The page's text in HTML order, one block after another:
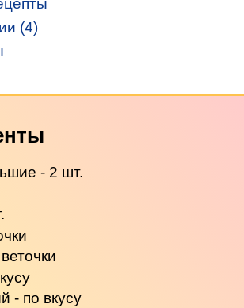
(4)
- 2 шт.
- по вкусу